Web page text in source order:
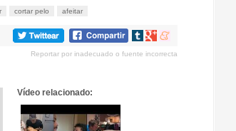
cortar pelo afeitar
Compartir
tumblr
Compartir
Google+
Compartir
meneame
Reportar por inadecuado o fuente incorrecta
Vídeo relacionado: